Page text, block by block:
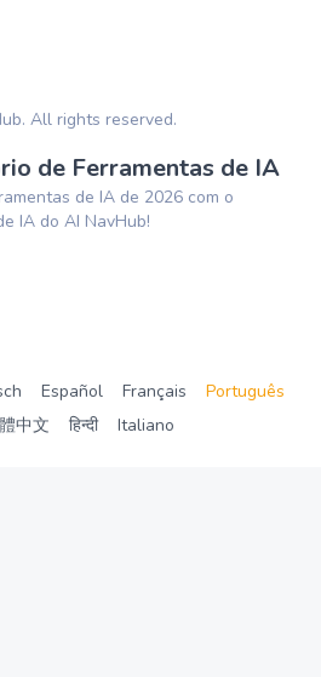
All rights reserved.
de Ferramentas de IA
de IA de 2026 com o
IA do AI NavHub!
Español Français
Português
中文 हिन्दी Italiano